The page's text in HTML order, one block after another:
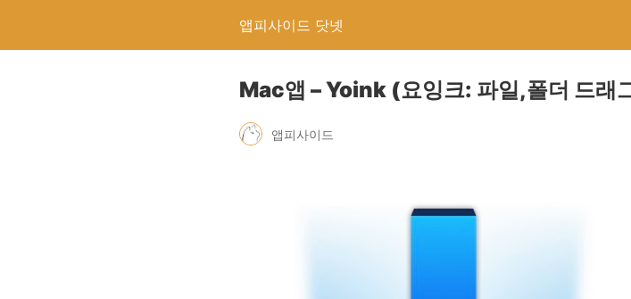
앱피사이드 닷넷
Mac앱 – Yoink (요잉크: 파일,폴더 드래
앱피사이드